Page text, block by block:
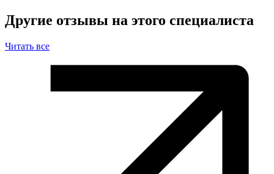
Другие отзывы на этого специалиста
Читать все